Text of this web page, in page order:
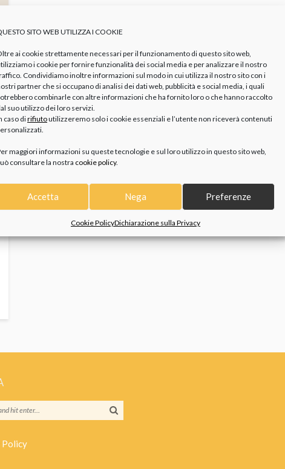
SITO WEB UTILIZZA I COOKIE
ai cookie strettamente necessari per il funzionamento di questo sito web,
i cookie per fornire funzionalità dei social media e per analizzare il nostro
Condividiamo inoltre informazioni sul modo in cui utilizza il nostro sito con i
partner che si occupano di analisi dei dati web, pubblicità e social media, i quali
combinarle con altre informazioni che ha fornito loro o che hanno raccolto
suo utilizzo dei loro servizi.
caso dirifiutoutilizzeremo solo i cookie essenziali e l’utente non riceverà contenuti
maggiori informazioni su queste tecnologie e sul loro utilizzo in questo sito web,
consultare la nostra cookie policy.
Accetta Nega Preferenze
Cookie PolicyDichiarazione sulla Privacy
Policy